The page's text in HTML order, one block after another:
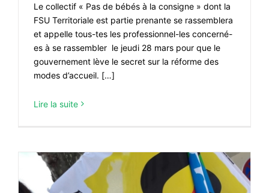
Le collectif « Pas de bébés à la consigne » dont la
FSU Territoriale est partie prenante se rassemblera
et appelle tous-tes les professionnel-les concerné-
es à se rassembler le jeudi 28 mars pour que le
gouvernement lève le secret sur la réforme des
modes d’accueil. […]
Lire la suite